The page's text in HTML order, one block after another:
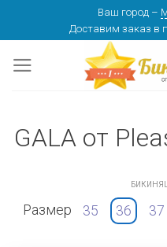
content
Ваш город –
Доставим заказ в
GALA от
Размер 35 36 37